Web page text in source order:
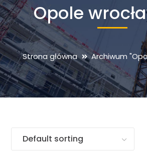
Opole
Strona główna Archiwum